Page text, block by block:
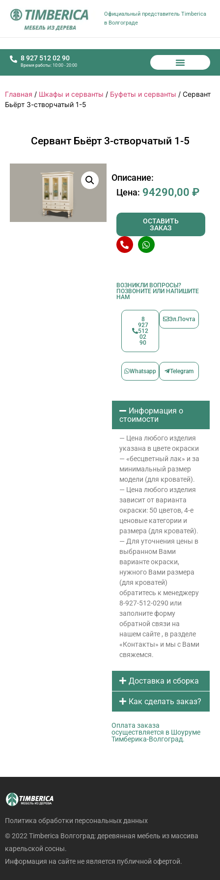
Официальный представитель Timberica
в Волгограде
8 927 512 02 90
Время работы: 10:00 - 20:00
Главная / Шкафы и серванты / Буфеты и серванты / Сервант
Бьёрт 3-створчатый 1-5
Сервант Бьёрт 3-створчатый 1-5
Описание:
Цена: 94290,00 ₽
ОСТАВИТЬ
ЗАКАЗ
ВОЗНИКЛИ ВОПРОСЫ?
ПОЗВОНИТЕ ИЛИ НАПИШИТЕ
НАМ
8
927
512
02
90
Эл.Почта
Whatsapp Telegram
Информация о
стоимости
— Цена любого изделия
указана в цвете окраски
— «бесцветный лак» и за
минимальный размер
модели (для кроватей).
— Цена любого изделия
зависит от варианта
окраски: 50 цветов, 4-е
ценовые категории и
размера (для кроватей).
— Для уточнения цены в
выбранном Вами
варианте окраски,
нужного Вами размера
(для кроватей)
обратитесь к менеджеру
8-927-512-0290 или
заполните форму
обратной связи на
нашем сайте , в разделе
«Контакты» и мы с Вами
свяжемся.
Доставка и сборка
Как сделать заказ?
Оплата заказа
осуществляется в Шоуруме
Тимберика-Волгоград.
Политика обработки персональных данных
© 2022 Timberica Волгоград: деревянная мебель из массива
карельской сосны.
Информация на сайте не является публичной офертой.